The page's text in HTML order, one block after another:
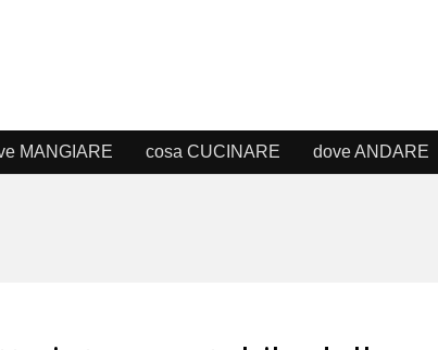
MANGIARE cosa CUCINARE dove ANDARE